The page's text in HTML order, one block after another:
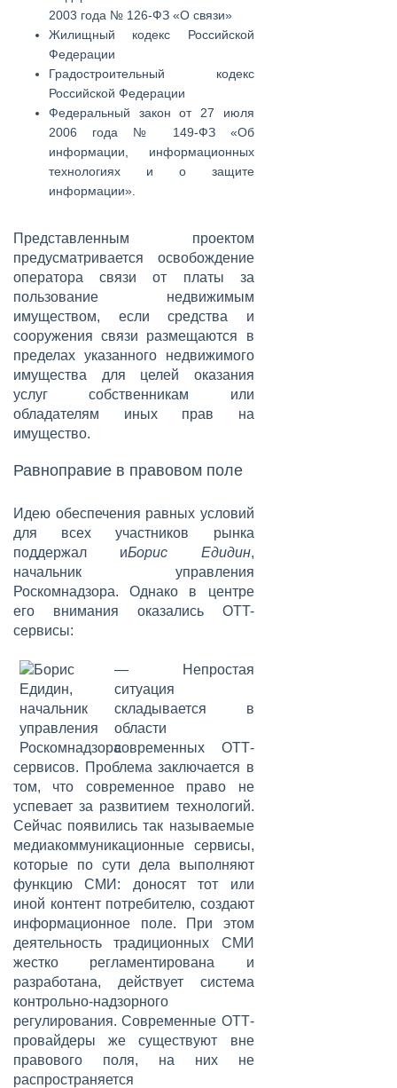
2003 года № 126-ФЗ «О связи»
Жилищный кодекс Российской
Федерации
Градостроительный кодекс
Российской Федерации
Федеральный закон от 27 июля
2006 года № 149-ФЗ «Об
информации, информационных
технологиях и о защите
информации».
Представленным проектом
предусматривается освобождение
оператора связи от платы за
пользование недвижимым
имуществом, если средства и
сооружения связи размещаются в
пределах указанного недвижимого
имущества для целей оказания
услуг собственникам или
обладателям иных прав на
имущество.
Равноправие в правовом поле
Идею обеспечения равных условий
для всех участников рынка
поддержал иБорис Едидин,
начальник управления
Роскомнадзора. Однако в центре
его внимания оказались OTT-
сервисы:
— Непростая
ситуация
складывается в
области
современных ОТТ-
сервисов. Проблема заключается в
том, что современное право не
успевает за развитием технологий.
Сейчас появились так называемые
медиакоммуникационные сервисы,
которые по сути дела выполняют
функцию СМИ: доносят тот или
иной контент потребителю, создают
информационное поле. При этом
деятельность традиционных СМИ
жестко регламентирована и
разработана, действует система
контрольно-надзорного
регулирования. Современные ОТТ-
провайдеры же существуют вне
правового поля, на них не
распространяется